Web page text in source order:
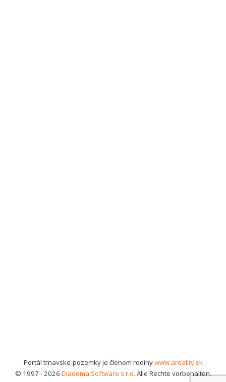
Portál trnavske-pozemky je členom rodinywww.areality.sk
© 1997 - 2026 Diadema Software s.r.o. Alle Rechte vorbehalten.